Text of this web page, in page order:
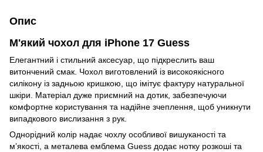
Опис
М'який чохол для iPhone 17 Guess
Елегантний і стильний аксесуар, що підкреслить ваш
витончений смак. Чохол виготовлений із високоякісного
силікону із задньою кришкою, що імітує фактуру натуральної
шкіри. Матеріал дуже приємний на дотик, забезпечуючи
комфортне користування та надійне зчеплення, щоб уникнути
випадкового вислизання з рук.
Однорідний колір надає чохлу особливої вишуканості та
м’якості, а металева емблема Guess додає нотку розкоші та